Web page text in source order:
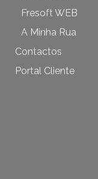
Fresoft WEB
A Minha Rua
Contactos
Portal Cliente